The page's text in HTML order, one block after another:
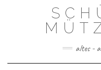
altes -